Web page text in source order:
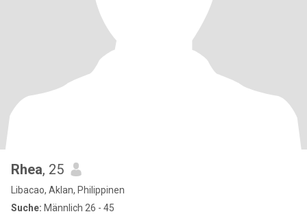
Rhea, 25
Libacao, Aklan, Philippinen
Suche: Männlich 26 - 45